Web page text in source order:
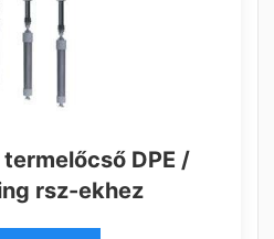
DPE /
rsz-ekhez